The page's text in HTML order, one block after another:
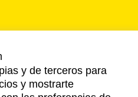
LEGAL
PRIVACIDAD
y de terceros para
y mostrarte